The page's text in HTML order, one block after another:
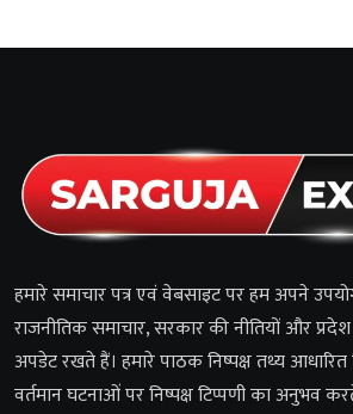
हमारे समाचार पत्र एवं वेबसाइट पर हम अपने
राजनीतिक समाचार, सरकार की नीतियों और
अपडेट रखते हैं। हमारे पाठक निष्पक्ष तथ्य आधारित
वर्तमान घटनाओं पर निष्पक्ष टिप्पणी का अनुभव